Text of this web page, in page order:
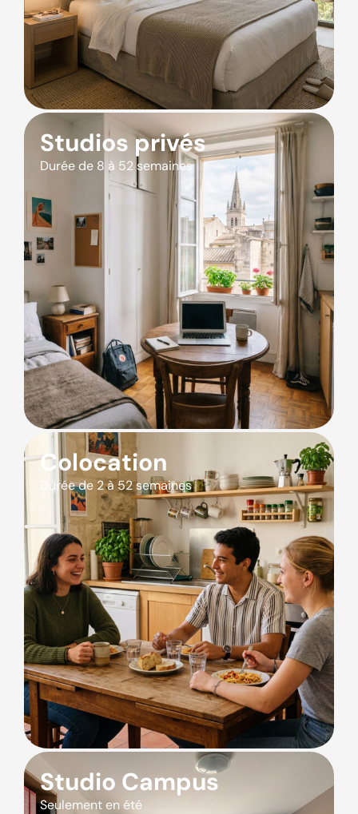
Studios privés
Durée de 8 à 52 semaines
Colocation
Durée de 2 à 52 semaines
Studio Campus
Seulement en été